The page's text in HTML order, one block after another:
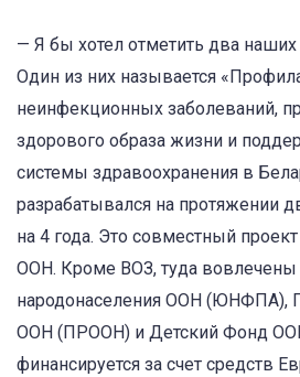
— Я бы хотел отметить два
Один из них называется
неинфекционных заболеваний,
здорового образа жизни и
системы здравоохранения в
разрабатывался на протяжении
на 4 года. Это совместный
ООН. Кроме ВОЗ, туда
народонаселения ООН (ЮНФПА),
ООН (ПРООН) и Детский Фонд
финансируется за счет средств